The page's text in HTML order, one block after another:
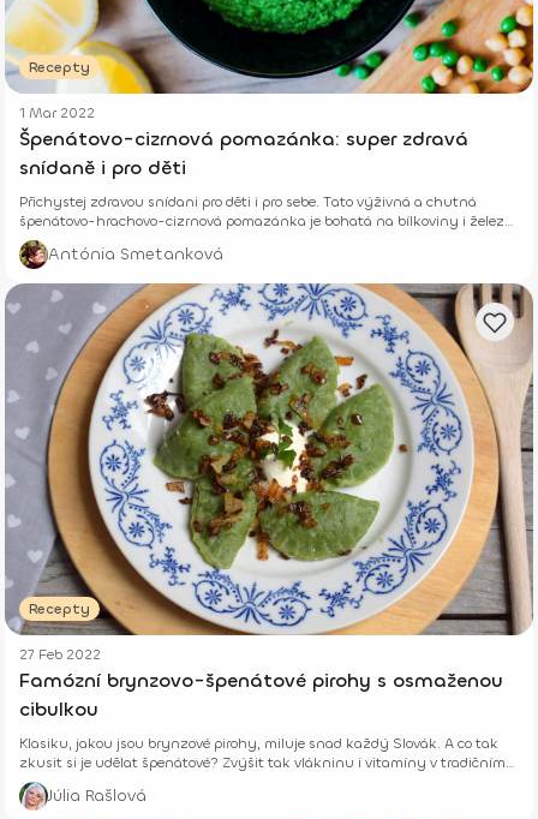
Recepty
1 Mar 2022
Špenátovo-cizrnová pomazánka: super zdravá
snídaně i pro děti
Přichystej zdravou snídani pro děti i pro sebe. Tato výživná a chutná
špenátovo-hrachovo-cizrnová pomazánka je bohatá na bílkoviny i železo.
Oživ s ní domácí pečivo.
Antónia Smetanková
Recepty
27 Feb 2022
Famózní brynzovo-špenátové pirohy s osmaženou
cibulkou
Klasiku, jakou jsou brynzové pirohy, miluje snad každý Slovák. A co tak
zkusit si je udělat špenátové? Zvýšit tak vlákninu i vitamíny v tradičním
jídle.
Júlia Rašlová